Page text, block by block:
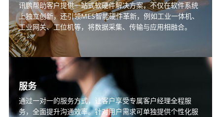
讯鹏帮助客户提供一站式软硬件解决方案，不仅在软件系统
上独立创新，还引领MES智能硬件革新，例如工业一体机、
工业网关、工位机等，将数据采集、传输与应用相融合。
服务
通过一对一的服务方式，让客户享受专属客户经理全程服
务，全面提升沟通效率。针对用户需求可单独提供个性化服